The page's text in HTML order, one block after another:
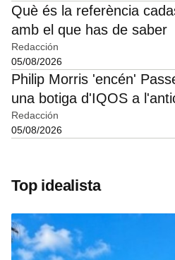
Què és la referència
amb el que has de saber
Redacción
05/08/2026
Philip Morris 'encén'
una botiga d'IQOS a
Redacción
05/08/2026
Top idealista